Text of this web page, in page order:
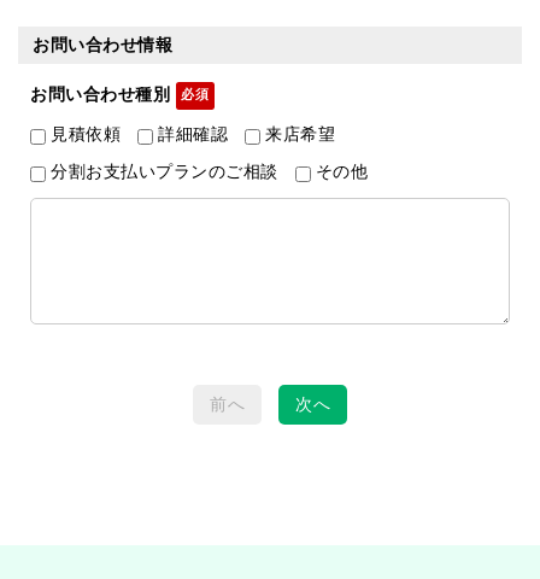
お問い合わせ情報
お問い合わせ種別
見積依頼 詳細確認 来店希望
分割お支払いプランのご相談 その他
前へ 次へ